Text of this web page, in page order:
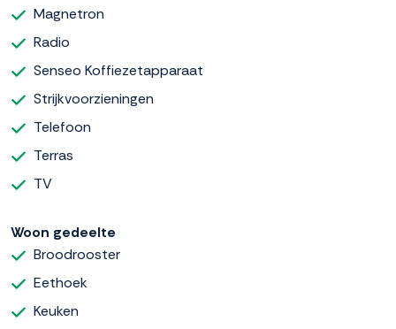
Magnetron
Radio
Senseo Koffiezetapparaat
Strijkvoorzieningen
Telefoon
Terras
TV
Woon gedeelte
Broodrooster
Eethoek
Keuken